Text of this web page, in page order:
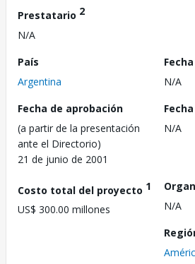
Prestatario 2
N/A
País
Argentina
N/A
Fecha de aprobación
(a partir de la presentación
ante el Directorio)
21 de junio de 2001
N/A
Costo total del proyecto 1
US$ 300.00 millones
N/A